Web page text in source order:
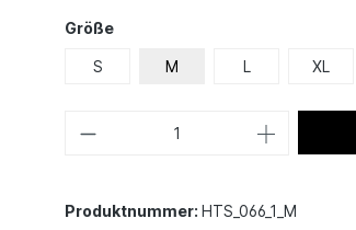
Größe
S M L XL
Produktnummer: HTS_066_1_M